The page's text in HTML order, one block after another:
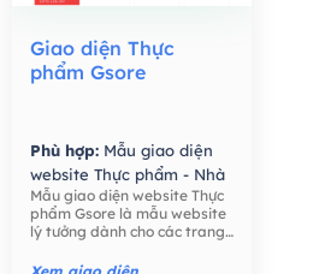
Giao diện Thực
phẩm Gsore
Phù hợp: Mẫu giao diện
website Thực phẩm - Nhà
Hàng,Mẫu giao diện
website Bán hàng -
Thương mại điện tử,
Mẫu giao diện website Thực
phẩm Gsore là mẫu website
lý tưởng dành cho các trang
phẩm, công ty thực phẩm,